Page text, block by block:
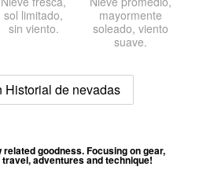
sol limitado,
sin viento.
mayormente
soleado, viento
suave.
Historial de nevadas